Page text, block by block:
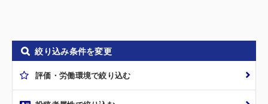
絞り込み条件を変更
評価・労働環境で絞り込む